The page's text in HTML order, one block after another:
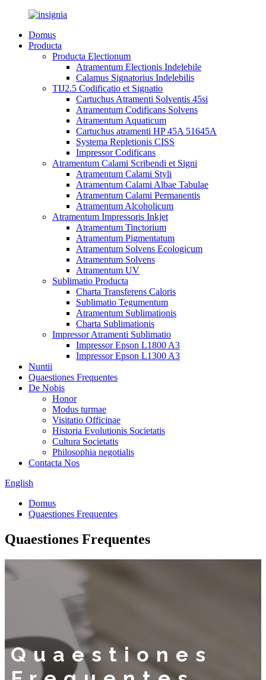
Domus
Producta
Producta Electionum
Atramentum Electionis Indelebile
Calamus Signatorius Indelebilis
TIJ2.5 Codificatio et Signatio
Cartuchus Atramenti Solventis 45si
Atramentum Codificans Solvens
Atramentum Aquaticum
Cartuchus atramenti HP 45A 51645A
Systema Repletionis CISS
Impressor Codificans
Atramentum Calami Scribendi et Signi
Atramentum Calami Styli
Atramentum Calami Albae Tabulae
Atramentum Calami Permanentis
Atramentum Alcoholicum
Atramentum Impressoris Inkjet
Atramentum Tinctorium
Atramentum Pigmentatum
Atramentum Solvens Ecologicum
Atramentum Solvens
Atramentum UV
Sublimatio Producta
Charta Transferens Caloris
Sublimatio Tegumentum
Atramentum Sublimationis
Charta Sublimationis
Impressor Atramenti Sublimatio
Impressor Epson L1800 A3
Impressor Epson L1300 A3
Nuntii
Quaestiones Frequentes
De Nobis
Honor
Modus turmae
Visitatio Officinae
Historia Evolutionis Societatis
Cultura Societatis
Philosophia negotialis
Contacta Nos
English
Domus
Quaestiones Frequentes
Quaestiones Frequentes
Quaestiones